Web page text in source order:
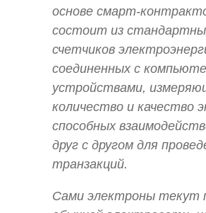
основе смарт-
состоит из
счетчиков
соединенных с
устройствами,
количество и качество
способных
друг с другом для
транзакций.
Сами электроны текут